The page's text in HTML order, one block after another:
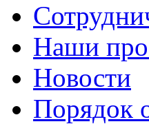
Наши
Новости
Порядок